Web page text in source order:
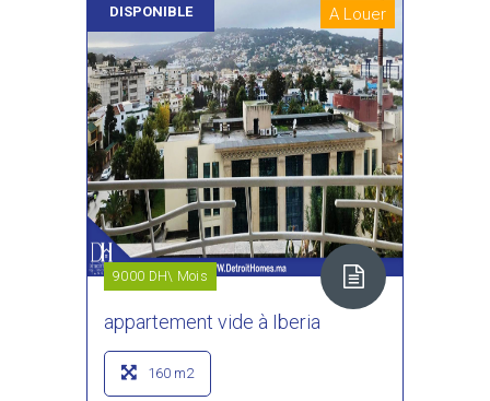
DISPONIBLE A Louer
9000 DH\ Mois
appartement vide à Iberia
160 m2